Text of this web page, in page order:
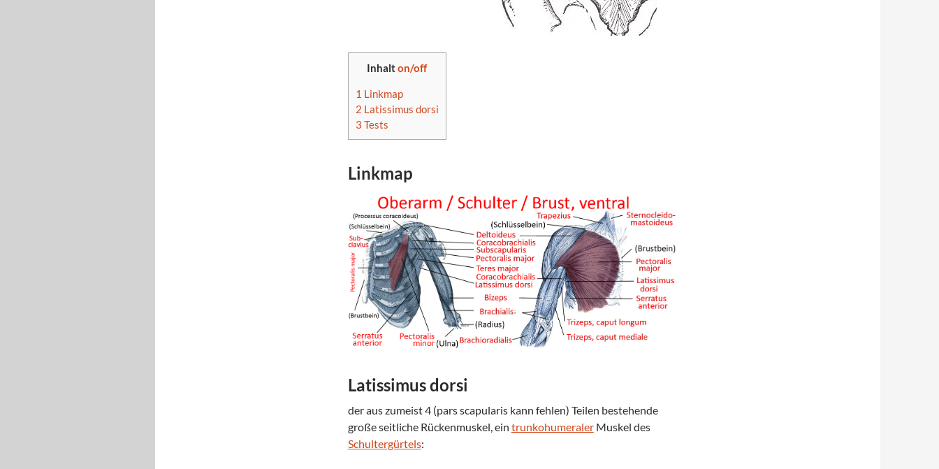
Inhalton/off
1 Linkmap
2 Latissimus dorsi
3 Tests
Linkmap
Latissimus dorsi
der aus zumeist 4 (pars scapularis kann fehlen) Teilen bestehende
große seitliche Rückenmuskel, ein trunkohumeralerMuskel des
Schultergürtels: